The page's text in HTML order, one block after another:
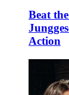
Beat
Action